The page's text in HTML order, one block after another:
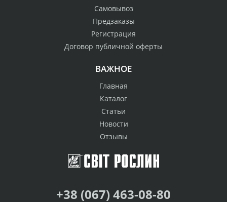
Самовывоз
Предзаказы
Регистрация
Договор публичной оферты
ВАЖНОЕ
Главная
Каталог
Статьи
Новости
Отзывы
+38 (067) 463-08-80